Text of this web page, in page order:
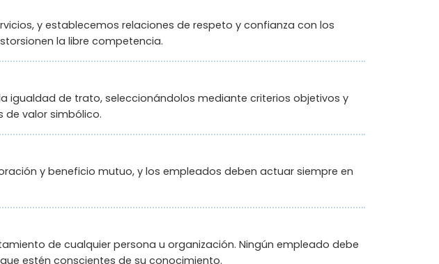
y establecemos relaciones de respeto y confianza con los
la libre competencia.
igualdad de trato, seleccionándolos mediante criterios objetivos y
de valor simbólico.
y beneficio mutuo, y los empleados deben actuar siempre en
de cualquier persona u organización. Ningún empleado debe
estén conscientes de su conocimiento.